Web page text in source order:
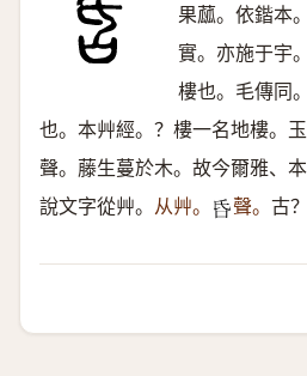
果蓏。依鍇本
實。亦施于宇
樓也。毛傳同
也。本艸經。？樓一名地樓。
聲。藤生蔓於木。故今爾雅、
說文字從艸。 从艸。 𠯑 聲。 古